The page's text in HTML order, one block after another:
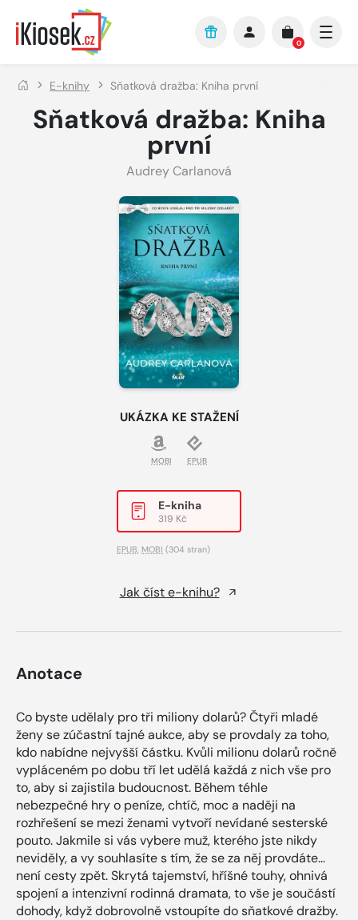
Přejít na hlavní obsah
0
E-knihy Sňatková dražba: Kniha první
Sňatková dražba: Kniha
první
Audrey Carlanová
UKÁZKA KE STAŽENÍ
MOBI EPUB
E-kniha
319 Kč
EPUB, MOBI (304 stran)
Jak číst e-knihu?
Anotace
Co byste udělaly pro tři miliony dolarů? Čtyři mladé
ženy se zúčastní tajné aukce, aby se provdaly za toho,
kdo nabídne nejvyšší částku. Kvůli milionu dolarů ročně
vypláceném po dobu tří let udělá každá z nich vše pro
to, aby si zajistila budoucnost. Během téhle
nebezpečné hry o peníze, chtíč, moc a naději na
rozhřešení se mezi ženami vytvoří nevídané sesterské
pouto. Jakmile si vás vybere muž, kterého jste nikdy
neviděly, a vy souhlasíte s tím, že se za něj provdáte…
není cesty zpět. Skrytá tajemství, hříšné touhy, ohnivá
spojení a intenzivní rodinná dramata, to vše je součástí
dohody, když dobrovolně vstoupíte do sňatkové dražby.